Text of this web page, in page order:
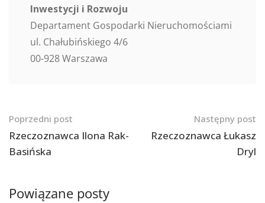
Inwestycji i Rozwoju
Departament Gospodarki Nieruchomościami
ul. Chałubińskiego 4/6
00-928 Warszawa
Nawigacja
po
postach
Poprzedni post
Rzeczoznawca Ilona Rak-
Basińska
Następny post
Rzeczoznawca Łukasz
Dryl
Powiązane posty